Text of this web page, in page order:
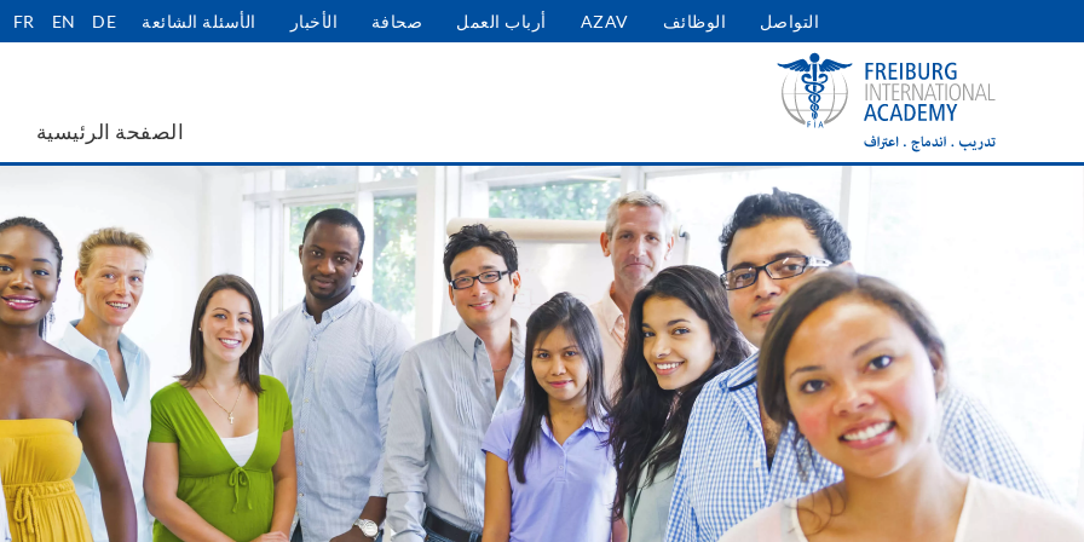
User
account
menu
الأسئلة الشائعة الأخبار صحافة أرباب العمل AZAV الوظائف التواصل DE
EN
FR
الصفحة الرئيسية